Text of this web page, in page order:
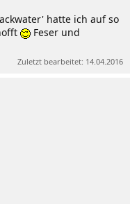
hatte ich auf so
Feser und
Zuletzt bearbeitet: 14.04.2016